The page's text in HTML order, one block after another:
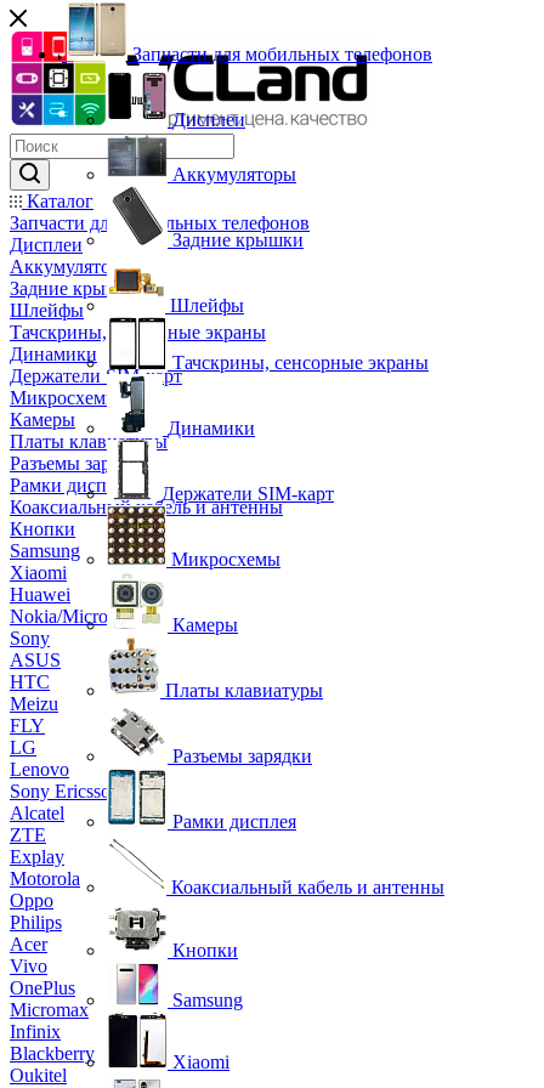
Каталог
Запчасти для мобильных телефонов
Дисплеи
Аккумуляторы
Задние крышки
Шлейфы
Тачскрины, сенсорные экраны
Динамики
Держатели SIM-карт
Микросхемы
Камеры
Платы клавиатуры
Разъемы зарядки
Рамки дисплея
Коаксиальный кабель и антенны
Кнопки
Samsung
Xiaomi
Huawei
Nokia/Microsoft
Sony
ASUS
HTC
Meizu
FLY
LG
Lenovo
Sony Ericsson
Alcatel
ZTE
Explay
Motorola
Oppo
Philips
Acer
Vivo
OnePlus
Micromax
Infinix
Blackberry
Oukitel
Запчасти для мобильных телефонов
Дисплеи
Аккумуляторы
Задние крышки
Шлейфы
Тачскрины, сенсорные экраны
Динамики
Держатели SIM-карт
Микросхемы
Камеры
Платы клавиатуры
Разъемы зарядки
Рамки дисплея
Коаксиальный кабель и антенны
Кнопки
Samsung
Xiaomi